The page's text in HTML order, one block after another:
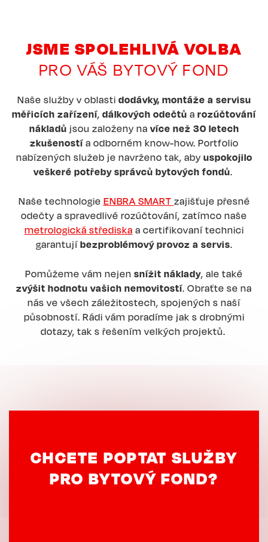
JSME SPOLEHLIVÁ VOLBA
PRO VÁŠ BYTOVÝ FOND
Naše služby v oblasti dodávky, montáže a servisu
měřicích zařízení, dálkových odečtů a rozúčtování
nákladů jsou založeny navíce než 30 letech
zkušenostía odborném know-how. Portfolio
nabízených služeb je navrženo tak, aby uspokojilo
veškeré potřeby správců bytových fondů.
Naše technologie ENBRA SMART zajišťuje přesné
odečty a spravedlivé rozúčtování, zatímco naše
metrologická střediska a certifikovaní technici
garantují bezproblémový provoz a servis.
Pomůžeme vám nejen snížit náklady, ale také
zvýšit hodnotu vašich nemovitostí. Obraťte se na
nás ve všech záležitostech, spojených s naší
působností. Rádi vám poradíme jak s drobnými
dotazy, tak s řešením velkých projektů.
CHCETE POPTAT SLUŽBY
PRO BYTOVÝ FOND?